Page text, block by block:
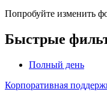
Попробуйте изменить
Быстрые
Полный день
Корпоративная